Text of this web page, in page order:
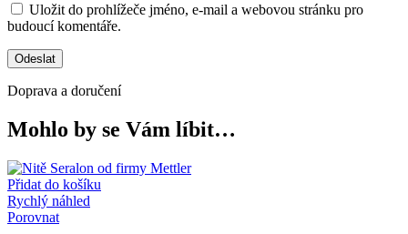
Uložit do prohlížeče jméno, e-mail a webovou stránku pro
budoucí komentáře.
Doprava a doručení
Mohlo by se Vám líbit…
Přidat do košíku
Rychlý náhled
Porovnat